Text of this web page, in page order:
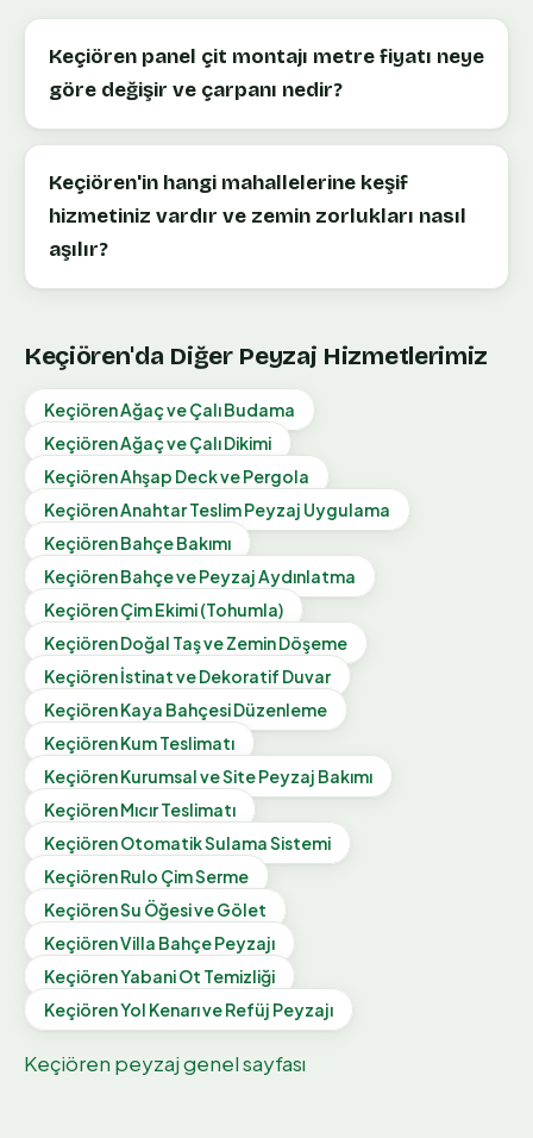
Keçiören panel çit montajı metre fiyatı neye
göre değişir ve çarpanı nedir?
Keçiören'in hangi mahallelerine keşif
hizmetiniz vardır ve zemin zorlukları nasıl
aşılır?
Keçiören'da Diğer Peyzaj Hizmetlerimiz
KeçiörenAğaç ve Çalı Budama
KeçiörenAğaç ve Çalı Dikimi
KeçiörenAhşap Deck ve Pergola
KeçiörenAnahtar Teslim Peyzaj Uygulama
KeçiörenBahçe Bakımı
KeçiörenBahçe ve Peyzaj Aydınlatma
KeçiörenÇim Ekimi (Tohumla)
KeçiörenDoğal Taş ve Zemin Döşeme
Keçiörenİstinat ve Dekoratif Duvar
KeçiörenKaya Bahçesi Düzenleme
KeçiörenKum Teslimatı
KeçiörenKurumsal ve Site Peyzaj Bakımı
KeçiörenMıcır Teslimatı
KeçiörenOtomatik Sulama Sistemi
KeçiörenRulo Çim Serme
KeçiörenSu Öğesi ve Gölet
KeçiörenVilla Bahçe Peyzajı
KeçiörenYabani Ot Temizliği
KeçiörenYol Kenarı ve Refüj Peyzajı
Keçiören peyzaj genel sayfası